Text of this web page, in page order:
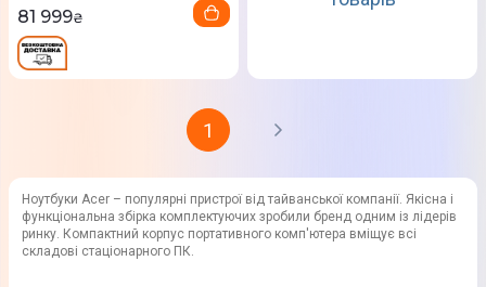
81 999₴
1
Ноутбуки Acer – популярні пристрої від тайванської компанії. Якісна і
функціональна збірка комплектуючих зробили бренд одним із лідерів
ринку. Компактний корпус портативного комп'ютера вміщує всі
складові стаціонарного ПК.